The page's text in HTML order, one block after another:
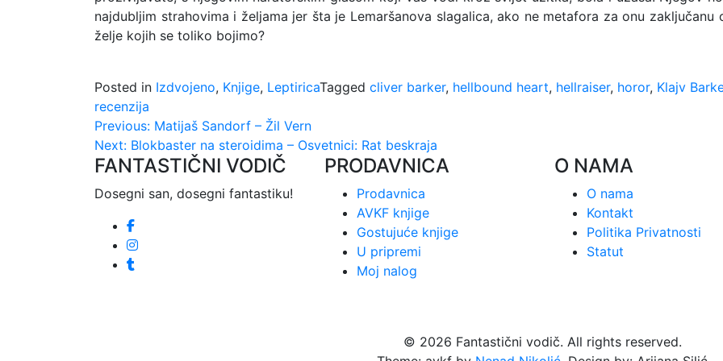
najdubljim strahovima i željama jer šta je Lemaršanova slagalica, ako ne metafora za onu
želje kojih se toliko bojimo?
Posted in Izdvojeno, Knjige, LeptiricaTagged cliver barker, hellbound heart, hellraiser, horor, Klajv
recenzija
Kretanje
članka
Previous: Matijaš Sandorf – Žil Vern
Next: Blokbaster na steroidima – Osvetnici: Rat beskraja
FANTASTIČNI VODIČ
Dosegni san, dosegni fantastiku!
PRODAVNICA
Prodavnica
AVKF knjige
Gostujuće knjige
U pripremi
Moj nalog
O NAMA
O nama
Kontakt
Politika Privatnosti
Statut
© 2026 Fantastični vodič. All rights reserved.